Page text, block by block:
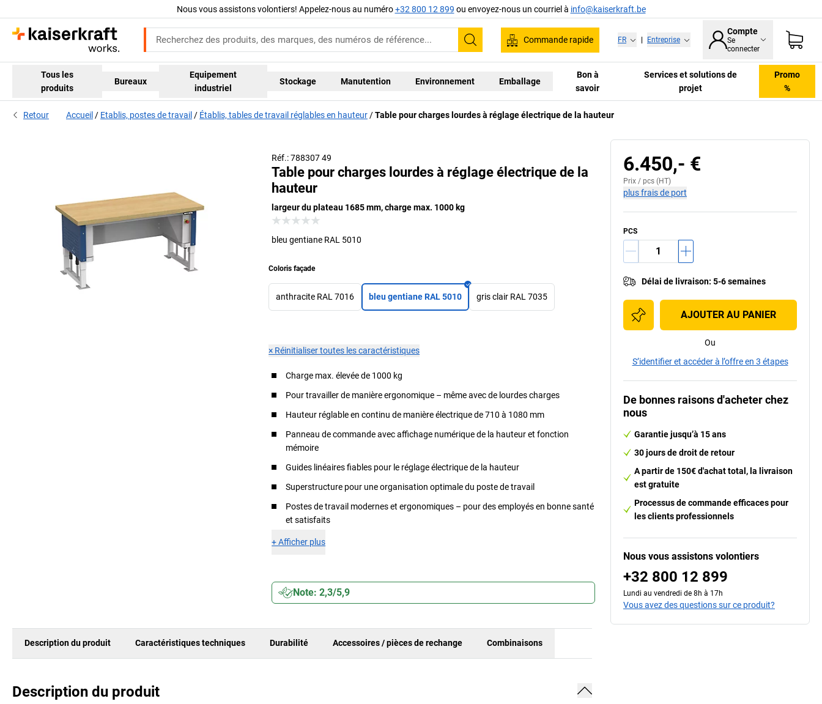
Nous vous assistons volontiers! Appelez-nous au numéro+32 800 12 899 ou envoyez-nous un courriel à info@kaiserkraft.be
Recherche
Commande rapide FR Entreprise
Compte
Se
connecter
Tous les
produits
Bureaux
Equipement
industriel
Stockage Manutention Environnement Emballage
Bon à
savoir
Services et solutions de
projet
Promo
%
Retour Accueil Etablis, postes de travail Établis, tables de travail réglables en hauteur Table pour charges lourdes à réglage électrique de la hauteur
Réf.: 788307 49
Table pour charges lourdes à réglage électrique de la
hauteur
largeur du plateau 1685 mm, charge max. 1000 kg
bleu gentiane RAL 5010
Coloris façade
anthracite RAL 7016 bleu gentiane RAL 5010 gris clair RAL 7035
× Réinitialiser toutes les caractéristiques
Charge max. élevée de 1000 kg
Pour travailler de manière ergonomique – même avec de lourdes charges
Hauteur réglable en continu de manière électrique de 710 à 1080 mm
Panneau de commande avec affichage numérique de la hauteur et fonction
mémoire
Guides linéaires fiables pour le réglage électrique de la hauteur
Superstructure pour une organisation optimale du poste de travail
Postes de travail modernes et ergonomiques – pour des employés en bonne santé
et satisfaits
+Afficher plus
Note: 2,3/5,9
Description du produit Caractéristiques techniques Durabilité Accessoires / pièces de rechange Combinaisons
Description du produit
6.450,- €
Prix / pcs (HT)
plus frais de port
PCS
Délai de livraison: 5-6 semaines
AJOUTER AU PANIER
Ou
S’identifier et accéder à l’offre en 3 étapes
De bonnes raisons d'acheter chez
nous
Garantie jusqu’à 15 ans
30 jours de droit de retour
A partir de 150€ d'achat total, la livraison
est gratuite
Processus de commande efficaces pour
les clients professionnels
Nous vous assistons volontiers
+32 800 12 899
Lundi au vendredi de 8h à 17h
Vous avez des questions sur ce produit?